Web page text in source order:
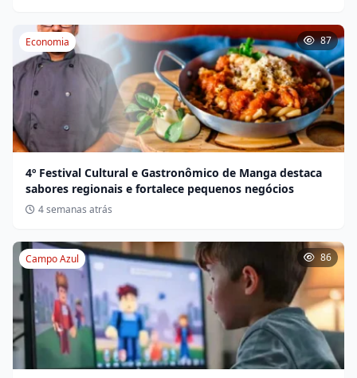
Economia 87
4º Festival Cultural e Gastronômico de Manga destaca
sabores regionais e fortalece pequenos negócios
4 semanas atrás
Campo Azul 86